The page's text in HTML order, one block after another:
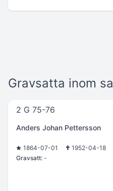
Gravsatta inom
2 G 75-76
Anders Johan Pettersson
1864-07-01
1952-04-18
Gravsatt: -